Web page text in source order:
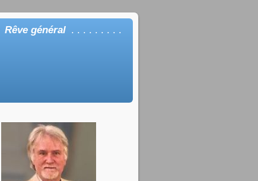
Rêve général . . . . . . . . .